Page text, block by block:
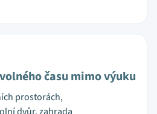
času mimo výuku
prostorách,